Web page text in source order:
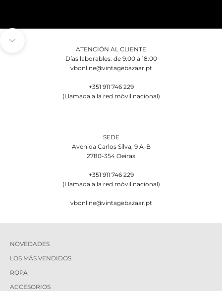
ATENCIÓN AL CLIENTE
Días laborables: de 9:00 a 18:00
vbonline@vintagebazaar.pt
+351 911 746 229
(Llamada a la red móvil nacional)
SEDE
Avenida Carlos Silva, 9 A-B
2780-354 Oeiras
+351 911 746 229
(Llamada a la red móvil nacional)
vbonline@vintagebazaar.pt
NOVEDADES
LOS MÁS VENDIDOS
ROPA
ACCESORIOS